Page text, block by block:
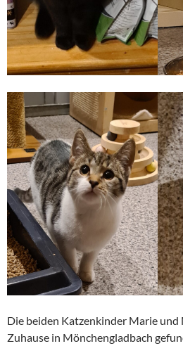
Die beiden Katzenkinder Marie
Zuhause in Mönchengladbach